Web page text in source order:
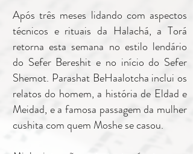
Após três meses lidando com aspectos
técnicos e rituais da Halachá, a Torá
retorna esta semana no estilo lendário
do Sefer Bereshit e no início do Sefer
Shemot. Parashat BeHaalotcha inclui os
relatos do homem, a história de Eldad e
Meidad, e a famosa passagem da mulher
cushita com quem Moshe se casou.